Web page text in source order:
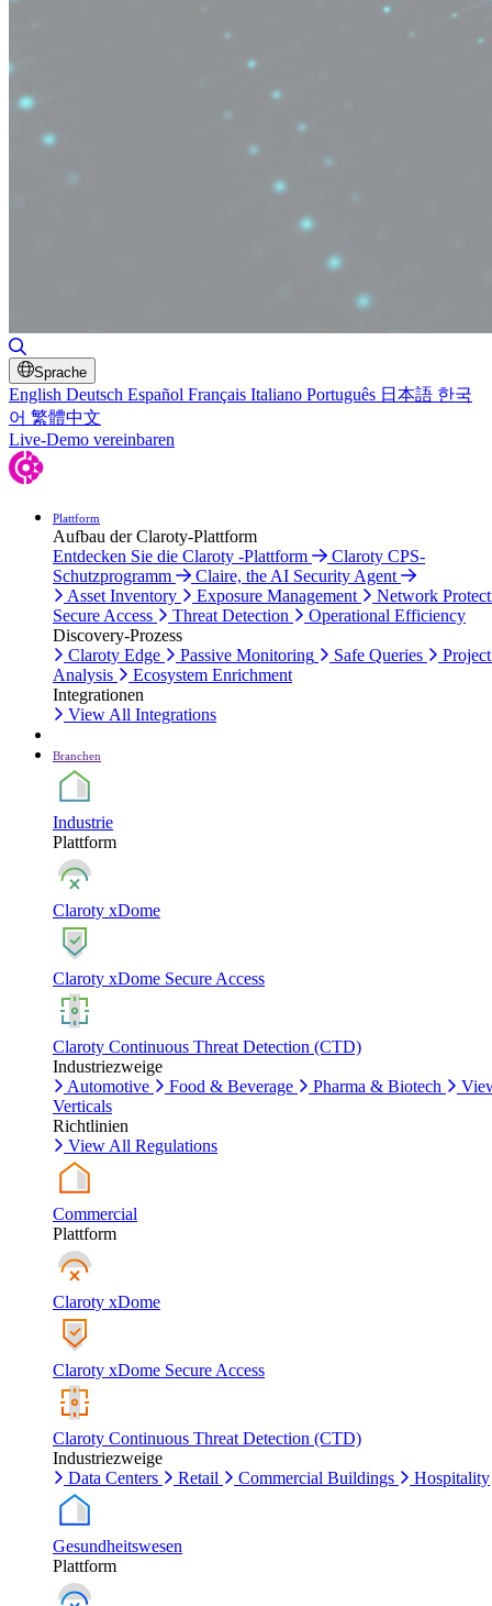
Sprache
English Deutsch Español Français Italiano Português 日本語 한국
어 繁體中文
Live-Demo vereinbaren
Plattform
Aufbau der Claroty-Plattform
Entdecken Sie die Claroty -Plattform
Claroty CPS-
Schutzprogramm
Claire, the AI Security Agent
Asset Inventory
Exposure Management
Network
Secure Access
Threat Detection
Operational Efficiency
Discovery-Prozess
Claroty Edge
Passive Monitoring Safe Queries
Analysis
Ecosystem Enrichment
Integrationen
View All Integrations
Branchen
Industrie
Plattform
Claroty xDome
Claroty xDome Secure Access
Claroty Continuous Threat Detection (CTD)
Industriezweige
Automotive
Food & Beverage Pharma & Biotech
Verticals
Richtlinien
View All Regulations
Commercial
Plattform
Claroty xDome
Claroty xDome Secure Access
Claroty Continuous Threat Detection (CTD)
Industriezweige
Data Centers
Retail Commercial Buildings Hospitality
Gesundheitswesen
Plattform